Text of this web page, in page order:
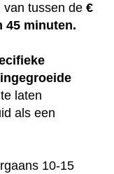
van tussen de €
45 minuten.
ingegroeide
te laten
als een
10-15